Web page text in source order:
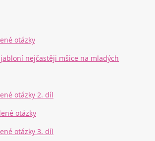
otázky
nejčastěji mšice na mladých
otázky 2. díl
otázky
otázky 3. díl